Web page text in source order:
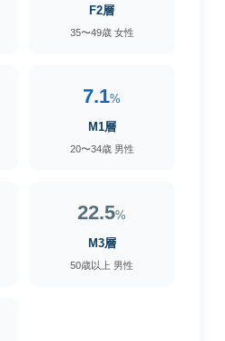
F2層
35〜49歳 女性
7.1%
M1層
20〜34歳 男性
22.5%
M3層
50歳以上 男性